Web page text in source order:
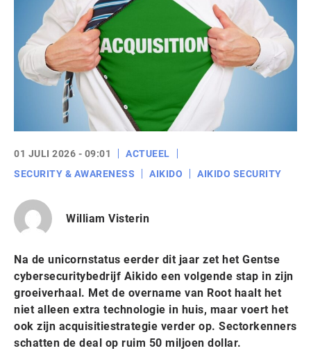
01 JULI 2026 - 09:01
ACTUEEL
SECURITY & AWARENESS
AIKIDO AIKIDO SECURITY
William Visterin
Na de unicornstatus eerder dit jaar zet het Gentse
cybersecuritybedrijf Aikido een volgende stap in zijn
groeiverhaal. Met de overname van Root haalt het
niet alleen extra technologie in huis, maar voert het
ook zijn acquisitiestrategie verder op. Sectorkenners
schatten de deal op ruim 50 miljoen dollar.